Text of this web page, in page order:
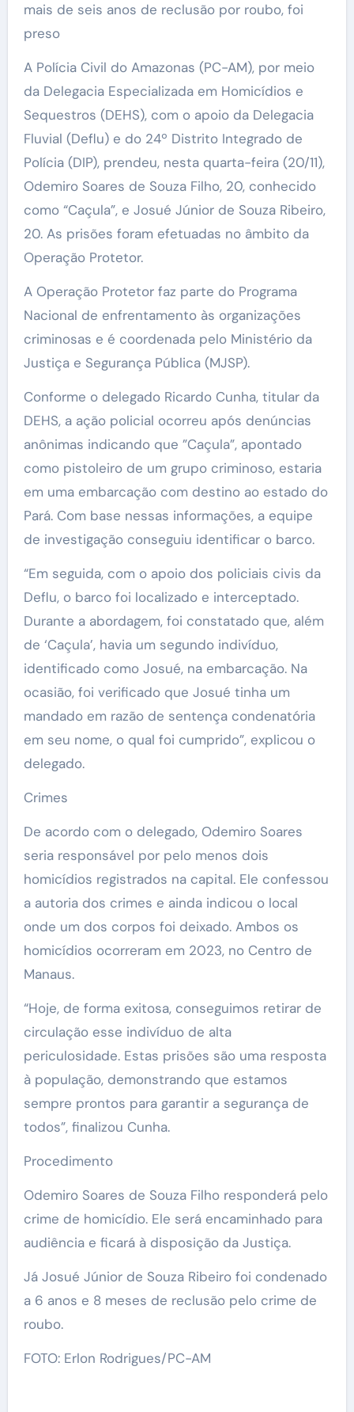
mais de seis anos de reclusão por roubo, foi
preso
A Polícia Civil do Amazonas (PC-AM), por meio
da Delegacia Especializada em Homicídios e
Sequestros (DEHS), com o apoio da Delegacia
Fluvial (Deflu) e do 24º Distrito Integrado de
Polícia (DIP), prendeu, nesta quarta-feira (20/11),
Odemiro Soares de Souza Filho, 20, conhecido
como “Caçula”, e Josué Júnior de Souza Ribeiro,
20. As prisões foram efetuadas no âmbito da
Operação Protetor.
A Operação Protetor faz parte do Programa
Nacional de enfrentamento às organizações
criminosas e é coordenada pelo Ministério da
Justiça e Segurança Pública (MJSP).
Conforme o delegado Ricardo Cunha, titular da
DEHS, a ação policial ocorreu após denúncias
anônimas indicando que ”Caçula”, apontado
como pistoleiro de um grupo criminoso, estaria
em uma embarcação com destino ao estado do
Pará. Com base nessas informações, a equipe
de investigação conseguiu identificar o barco.
“Em seguida, com o apoio dos policiais civis da
Deflu, o barco foi localizado e interceptado.
Durante a abordagem, foi constatado que, além
de ‘Caçula’, havia um segundo indivíduo,
identificado como Josué, na embarcação. Na
ocasião, foi verificado que Josué tinha um
mandado em razão de sentença condenatória
em seu nome, o qual foi cumprido”, explicou o
delegado.
Crimes
De acordo com o delegado, Odemiro Soares
seria responsável por pelo menos dois
homicídios registrados na capital. Ele confessou
a autoria dos crimes e ainda indicou o local
onde um dos corpos foi deixado. Ambos os
homicídios ocorreram em 2023, no Centro de
Manaus.
“Hoje, de forma exitosa, conseguimos retirar de
circulação esse indivíduo de alta
periculosidade. Estas prisões são uma resposta
à população, demonstrando que estamos
sempre prontos para garantir a segurança de
todos”, finalizou Cunha.
Procedimento
Odemiro Soares de Souza Filho responderá pelo
crime de homicídio. Ele será encaminhado para
audiência e ficará à disposição da Justiça.
Já Josué Júnior de Souza Ribeiro foi condenado
a 6 anos e 8 meses de reclusão pelo crime de
roubo.
FOTO: Erlon Rodrigues/PC-AM